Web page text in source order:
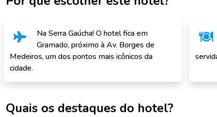
Na Serra Gaúcha! O hotel fica em
Gramado, próximo à Av. Borges de
Medeiros, um dos pontos mais icônicos da
cidade.
Quais os destaques do hotel?